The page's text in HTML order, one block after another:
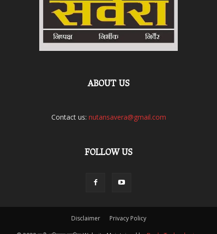
ABOUT US
Contact us: nutansavera@gmail.com
FOLLOW US
Disclaimer Privacy Policy